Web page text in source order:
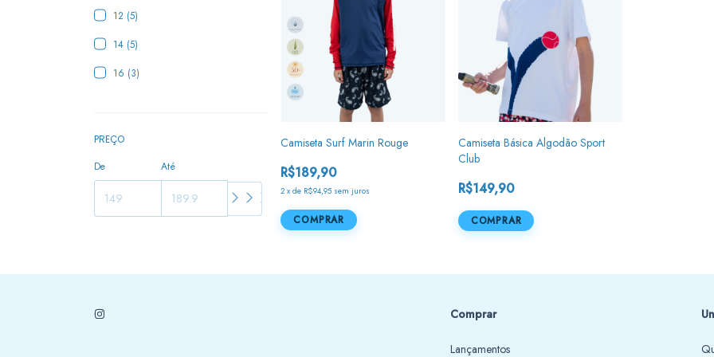
12 (5)
14 (5)
16 (3)
PREÇO
De Até
Camiseta Surf Marin Rouge
R$189,90
2 xde R$94,95 sem juros
COMPRAR
Camiseta Básica Algodão Sport
Club
R$149,90
COMPRAR
Comprar
Lançamentos